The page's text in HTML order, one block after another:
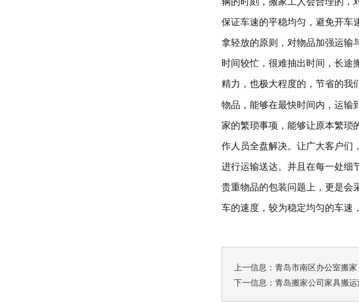
保证车速的平稳均匀，避免开车
拿轻放的原则，对物品加强运输
时间较忙，很难抽出时间，长途
精力，也极大程度的，节省的我
物品，能够在最快时间内，运输
家的繁琐事项，能够让原本繁琐
作人员全盘解决。让广大客户们
进行运输送达。并且在每一处细
贵重物品的包装问题上，更是会
车的速度，较为稳定均匀的车速
上一信息： 青岛市南区办公室搬家
下一信息： 青岛搬家公司家具搬